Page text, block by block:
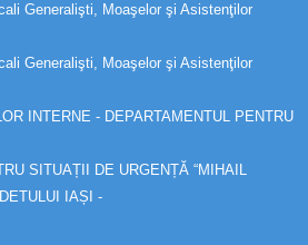
Generalişti, Moaşelor şi Asistenţilor
Generalişti, Moaşelor şi Asistenţilor
INTERNE - DEPARTAMENTUL PENTRU
SITUAȚII DE URGENȚĂ “MIHAIL
IAȘI -